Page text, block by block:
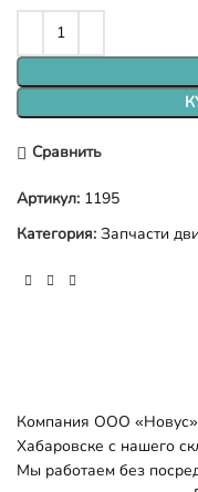
Сравнить
Артикул: 1195
Категория: Запчасти
Компания ООО «Новус»
Хабаровске с нашего
Мы работаем без